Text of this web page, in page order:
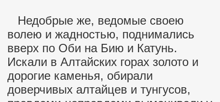
Недобрые же, ведомые своею
волею и жадностью, поднимались
вверх по Оби на Бию и Катунь.
Искали в Алтайских горах золото и
дорогие каменья, обирали
доверчивых алтайцев и тунгусов,